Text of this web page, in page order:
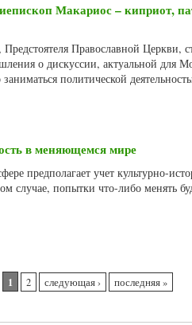
Макариос – киприот,
Православной Церкви,
о дискуссии, актуальной для
политической
в меняющемся мире
предполагает учет культурно-
случае, попытки что-либо менять
1 2 следующая › последняя »